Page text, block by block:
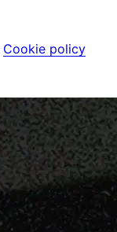
Cookie policy